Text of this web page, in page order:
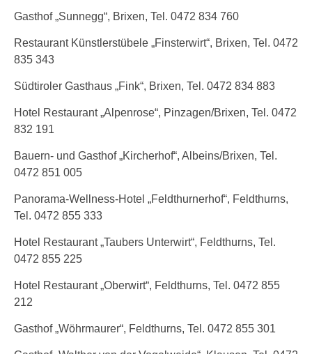
Gasthof „Sunnegg“, Brixen, Tel. 0472 834 760
Restaurant Künstlerstübele „Finsterwirt“, Brixen, Tel. 0472
835 343
Südtiroler Gasthaus „Fink“, Brixen, Tel. 0472 834 883
Hotel Restaurant „Alpenrose“, Pinzagen/Brixen, Tel. 0472
832 191
Bauern- und Gasthof „Kircherhof“, Albeins/Brixen, Tel.
0472 851 005
Panorama-Wellness-Hotel „Feldthurnerhof“, Feldthurns,
Tel. 0472 855 333
Hotel Restaurant „Taubers Unterwirt“, Feldthurns, Tel.
0472 855 225
Hotel Restaurant „Oberwirt“, Feldthurns, Tel. 0472 855
212
Gasthof „Wöhrmaurer“, Feldthurns, Tel. 0472 855 301